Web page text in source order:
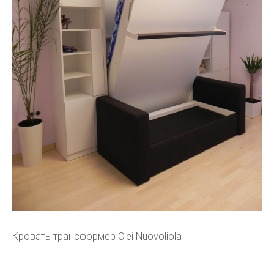
Кровать трансформер Clei Nuovoliola